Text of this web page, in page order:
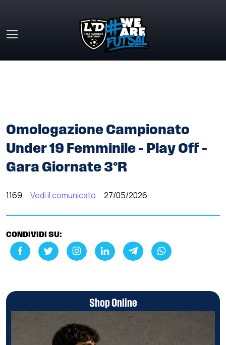
Omologazione Campionato
Under 19 Femminile – Play Off –
Gara Giornate 3°R
1169 Vedi il comunicato 27/05/2026
CONDIVIDI SU:
Shop Online